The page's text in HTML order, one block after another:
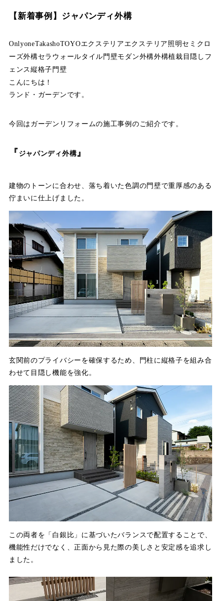
【新着事例】ジャパンディ外構
OnlyoneTakashoTOYOエクステリア エクステリア照明 セミクロ
ーズ外構セラウォール タイル門壁モダン外構外構植栽 目隠しフ
ェンス縦格子 門壁
こんにちは！
ランド・ガーデンです。
今回はガーデンリフォームの施工事例のご紹介です。
『 ジャパンディ外構』
建物のトーンに合わせ、落ち着いた色調の門壁で重厚感のある
佇まいに仕上げました。
玄関前のプライバシーを確保するため、門柱に縦格子を組み合
わせて目隠し機能を強化。
この両者を「白銀比」に基づいたバランスで配置することで、
機能性だけでなく、正面から見た際の美しさと安定感を追求し
ました。